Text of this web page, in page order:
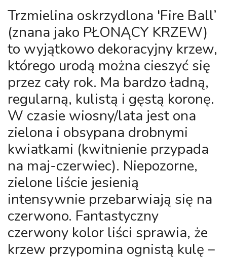
Trzmielina oskrzydlona 'Fire Ball’
(znana jako PŁONĄCY KRZEW)
to wyjątkowo dekoracyjny krzew,
którego urodą można cieszyć się
przez cały rok. Ma bardzo ładną,
regularną, kulistą i gęstą koronę.
W czasie wiosny/lata jest ona
zielona i obsypana drobnymi
kwiatkami (kwitnienie przypada
na maj-czerwiec). Niepozorne,
zielone liście jesienią
intensywnie przebarwiają się na
czerwono. Fantastyczny
czerwony kolor liści sprawia, że
krzew przypomina ognistą kulę –